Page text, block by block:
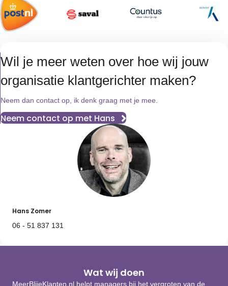
Hans Zomer
06 - 51 837 131
Wil je meer weten over hoe wij jouw
organisatie klantgerichter maken?
Neem dan contact op, ik denk graag met je mee.
Neem contact op met Hans
Wat wij doen
MeerBlijeKlanten.nl helpt managers bij het vergroten van de